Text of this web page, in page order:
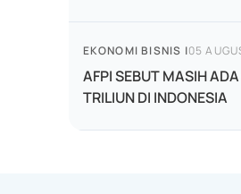
EKONOMI BISNIS |05
AFPI SEBUT MASIH
TRILIUN DI INDONESIA